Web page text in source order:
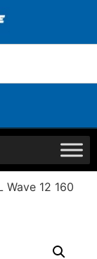
Wave 12 160